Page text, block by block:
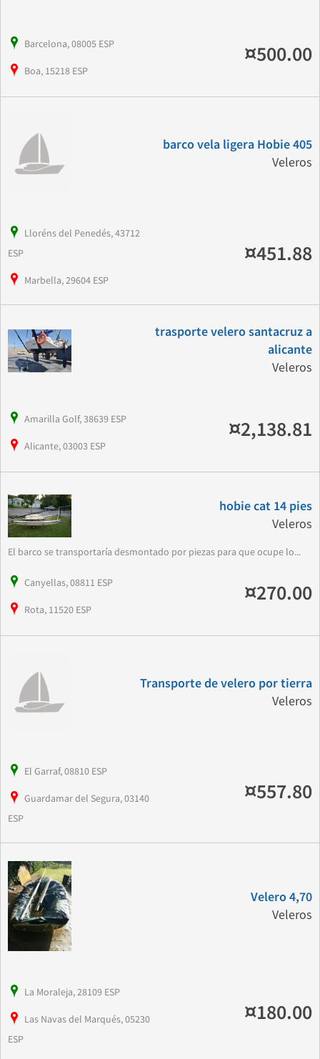
Barcelona, 08005 ESP
Boa, 15218 ESP
¤500.00
barco vela ligera Hobie 405
Veleros
Lloréns del Penedés, 43712
ESP
Marbella, 29604 ESP
¤451.88
trasporte velero santacruz a
alicante
Veleros
Amarilla Golf, 38639 ESP
Alicante, 03003 ESP
¤2,138.81
hobie cat 14 pies
Veleros
El barco se transportaría desmontado por piezas para que ocupe lo...
Canyellas, 08811 ESP
Rota, 11520 ESP
¤270.00
Transporte de velero por tierra
Veleros
El Garraf, 08810 ESP
Guardamar del Segura, 03140
ESP
¤557.80
Velero 4,70
Veleros
La Moraleja, 28109 ESP
Las Navas del Marqués, 05230
ESP
¤180.00